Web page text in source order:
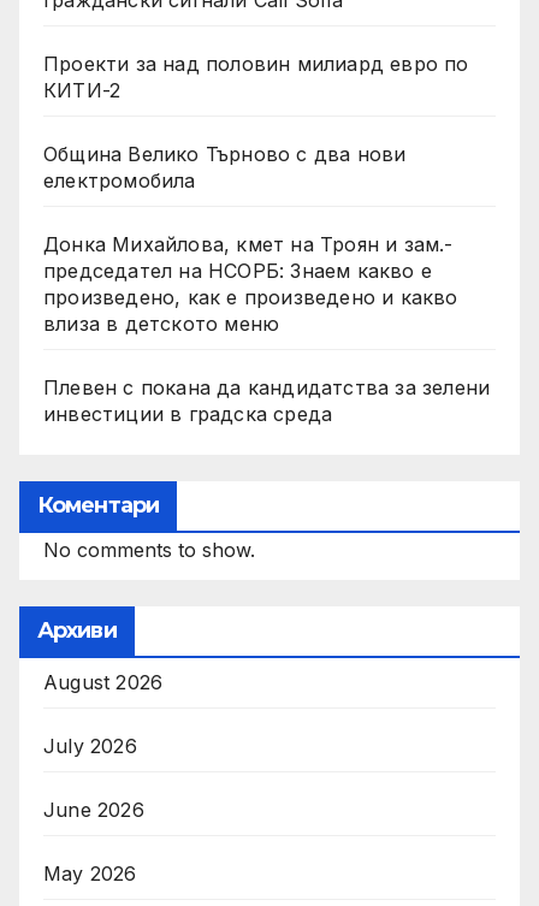
Проекти за над половин милиард евро по
КИТИ-2
Община Велико Търново с два нови
електромобила
Донка Михайлова, кмет на Троян и зам.-
председател на НСОРБ: Знаем какво е
произведено, как е произведено и какво
влиза в детското меню
Плевен с покана да кандидатства за зелени
инвестиции в градска среда
Коментари
No comments to show.
Архиви
August 2026
July 2026
June 2026
May 2026